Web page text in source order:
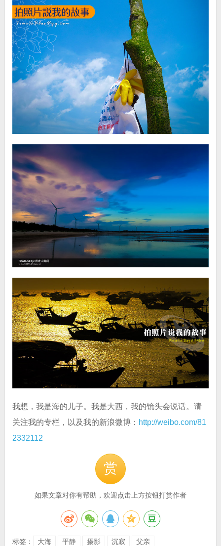
我想，我是海的儿子。我是大西，我的镜头会说话。请
关注我的专栏，以及我的新浪微博： http://weibo.com/81
2332112
赏
如果文章对你有帮助，欢迎点击上方按钮打赏作者
标签： 大海 平静 摄影 沉寂 父亲